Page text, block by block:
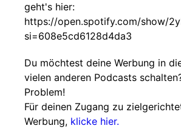
geht's hier:
https://open.spotify.com/show/
si=608e5cd6128d4da3
Du möchtest deine Werbung in
vielen anderen Podcasts
Problem!
Für deinen Zugang zu
Werbung, klicke hier.